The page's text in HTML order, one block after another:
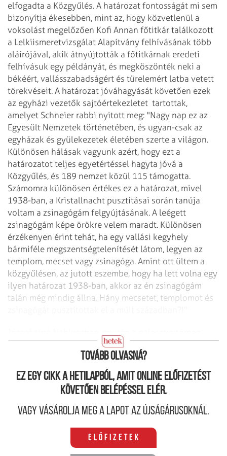
elfogadta a Közgyűlés. A határozat fontosságát mi sem
bizonyítja ékesebben, mint az, hogy közvetlenül a
voksolást megelőzően Kofi Annan főtitkár találkozott
a Lelkiismeretvizsgálat Alapítvány felhívásának több
aláírójával, akik átnyújtották a főtitkárnak eredeti
felhívásuk egy példányát, és megköszönték neki a
békéért, vallásszabadságért és türelemért latba vetett
törekvéseit. A határozat jóváhagyását követően ezek
az egyházi vezetők sajtóértekezletet tartottak,
amelyet Schneier rabbi nyitott meg: "Nagy nap ez az
Egyesült Nemzetek történetében, és ugyan-csak az
egyházak és gyülekezetek életében szerte a világon.
Különösen hálásak vagyunk azért, hogy ezt a
határozatot teljes egyetértéssel hagyta jóvá a
Közgyűlés, és 189 nemzet közül 115 támogatta.
Számomra különösen értékes ez a határozat, mivel
1938-ban, a Kristallnacht pusztításai során tanúja
voltam a zsinagógám felgyújtásának. A leégett
zsinagógám képe örökre velem maradt. Különösen
érzékenyen érint tehát, ha egy vallási kegyhely
bármiféle megszentségtelenítését látom, legyen az
templom, mecset vagy zsinagóga. Amint ott ültem a
közgyűlésen, az jutott eszembe, hogy ha lett volna egy
ilyen határozat 1938-ban, akkor az én zsinagógám
talán még mindig állna. Hány mecsetet, templomot és
megrohamozta Fotó: Archív
Tovább olvasná?
Ez egy cikk a hetilapból, amit online előfizetést
követően belépéssel elér.
Vagy vásárolja meg a lapot az újságárusoknál.
Előfizetek